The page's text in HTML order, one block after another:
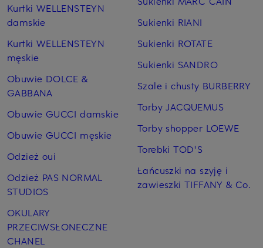
Kurtki WELLENSTEYN
damskie
Kurtki WELLENSTEYN
męskie
Obuwie DOLCE &
GABBANA
Obuwie GUCCI damskie
Obuwie GUCCI męskie
Odzież oui
Odzież PAS NORMAL
STUDIOS
OKULARY
PRZECIWSŁONECZNE
CHANEL
Sukienki RIANI
Sukienki ROTATE
Sukienki SANDRO
Szale i chusty BURBERRY
Torby JACQUEMUS
Torby shopper LOEWE
Torebki TOD'S
Łańcuszki na szyję i
zawieszki TIFFANY & Co.